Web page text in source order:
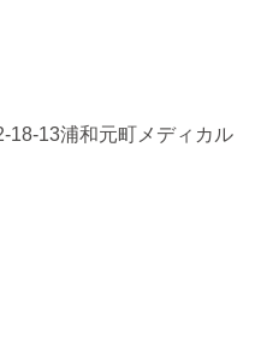
18-13浦和元町メディカル